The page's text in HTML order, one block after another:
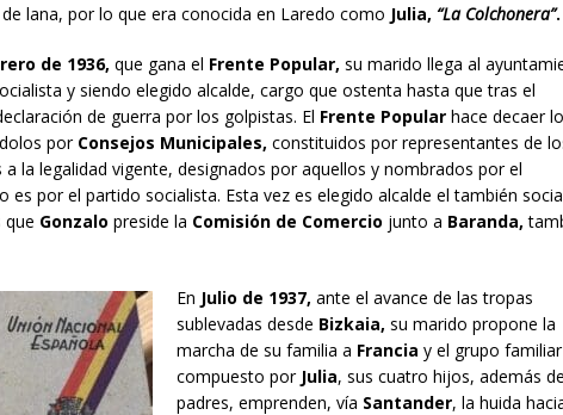
lana, por lo que era conocida en Laredo como Julia, “La Colchonera”.
de 1936, que gana el Frente Popular, su marido llega al
y siendo elegido alcalde, cargo que ostenta hasta que tras el
de guerra por los golpistas. El Frente Popular hace decaer
por Consejos Municipales, constituidos por representantes de
la legalidad vigente, designados por aquellos y nombrados por el
es por el partido socialista. Esta vez es elegido alcalde el también
que Gonzalo preside la Comisión de Comercio junto a Baranda,
En Julio de 1937, ante el avance de las tropas
sublevadas desde Bizkaia, su marido propone la
marcha de su familia a Francia y el grupo familiar
compuesto por Julia, sus cuatro hijos, además
padres, emprenden, vía Santander, la huida